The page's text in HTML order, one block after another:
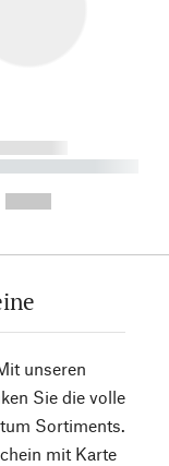
----------
unseren
Sie die volle
Sortiments.
mit Karte